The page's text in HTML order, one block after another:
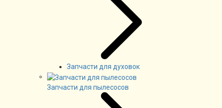
Запчасти для духовок
Запчасти для пылесосов